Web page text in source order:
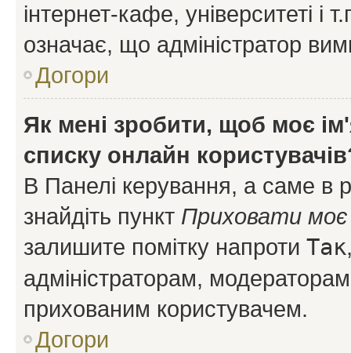
інтернет-кафе, університеті і
означає, що адміністратор
Догори
Як мені зробити, щоб моє
списку онлайн
В Панелі керування, а саме в
знайдіть пункт Приховати моє
залишите помітку напроти Так
адміністраторам,
прихованим користувачем.
Догори